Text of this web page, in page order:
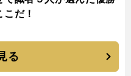
だ！
る